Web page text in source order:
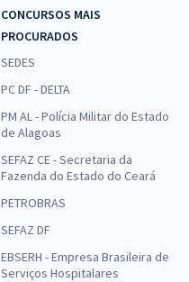
CONCURSOS MAIS
PROCURADOS
SEDES
PC DF - DELTA
PM AL - Polícia Militar do Estado
de Alagoas
SEFAZ CE - Secretaria da
Fazenda do Estado do Ceará
PETROBRAS
SEFAZ DF
EBSERH - Empresa Brasileira de
Serviços Hospitalares